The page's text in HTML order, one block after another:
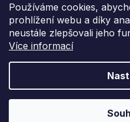
Používáme cookies,
prohlížení webu a díky
neustále zlepšovali jeho
Více informací
Vytvořil
Grafický návrh vytvořil